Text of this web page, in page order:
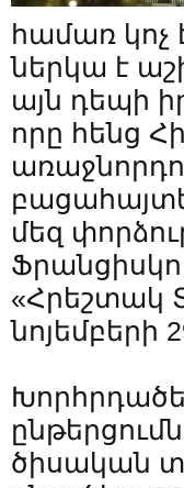
համառ կոչ
ներկա է
այն դեպի
որը հենց
մեզ
«Հրեշտակ
նոյեմբերի
ծիսական